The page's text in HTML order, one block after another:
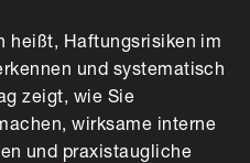
heißt, Haftungsrisiken im
und systematisch
zeigt, wie Sie
wirksame interne
und praxistaugliche